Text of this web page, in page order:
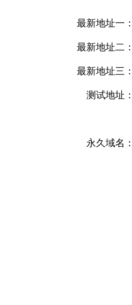
最新地址一：
最新地址二：
最新地址三：
测试地址：
永久域名：